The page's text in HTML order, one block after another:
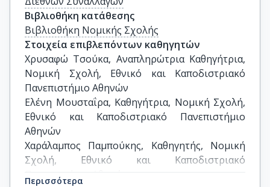
Βιβλιοθήκη κατάθεσης
Βιβλιοθήκη Νομικής Σχολής
Στοιχεία επιβλεπόντων καθηγητών
Χρυσαφώ Τσούκα, Αναπληρώτρια Καθηγήτρια,
Νομική Σχολή, Εθνικό και Καποδιστριακό
Πανεπιστήμιο Αθηνών
Ελένη Μουσταΐρα, Καθηγήτρια, Νομική Σχολή,
Εθνικό και Καποδιστριακό Πανεπιστήμιο
Αθηνών
Χαράλαμπος Παμπούκης, Καθηγητής, Νομική
Σχολή, Εθνικό και Καποδιστριακό
Πανεπιστήμιο Αθηνών
Περισσότερα